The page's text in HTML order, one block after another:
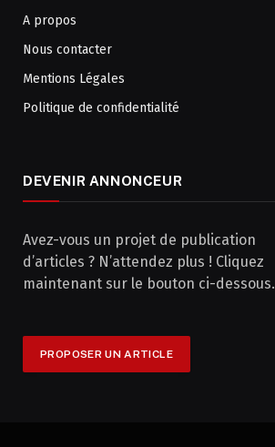
A propos
Nous contacter
Mentions Légales
Politique de confidentialité
DEVENIR ANNONCEUR
Avez-vous un projet de publication
d’articles ? N’attendez plus ! Cliquez
maintenant sur le bouton ci-dessous.
PROPOSER UN ARTICLE